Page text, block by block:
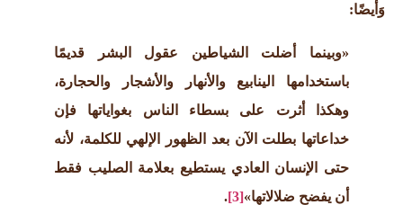
وَأيضًا:
«وبينما أضلت الشياطين عقول البشر قديمًا
باستخدامها الينابيع والأنهار والأشجار والحجارة،
وهكذا أثرت على بسطاء الناس بغواياتها فإن
خداعاتها بطلت الآن بعد الظهور الإلهي للكلمة، لأنه
حتى الإنسان العادي يستطيع بعلامة الصليب فقط
أن يفضح ضلالاتها»[3]
.